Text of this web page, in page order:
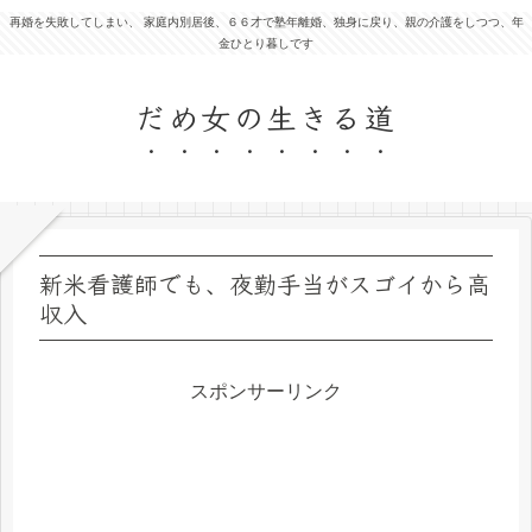
再婚を失敗してしまい、 家庭内別居後、６６才で塾年離婚、独身に戻り、親の介護をしつつ、年
金ひとり暮しです
だめ女の生きる道
新米看護師でも、夜勤手当がスゴイから高
収入
スポンサーリンク